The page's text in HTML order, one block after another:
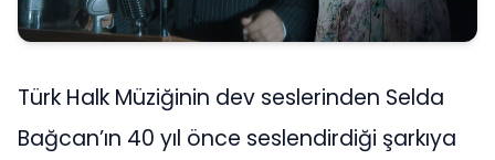
Türk Halk Müziğinin dev seslerinden Selda
Bağcan’ın 40 yıl önce seslendirdiği şarkıya